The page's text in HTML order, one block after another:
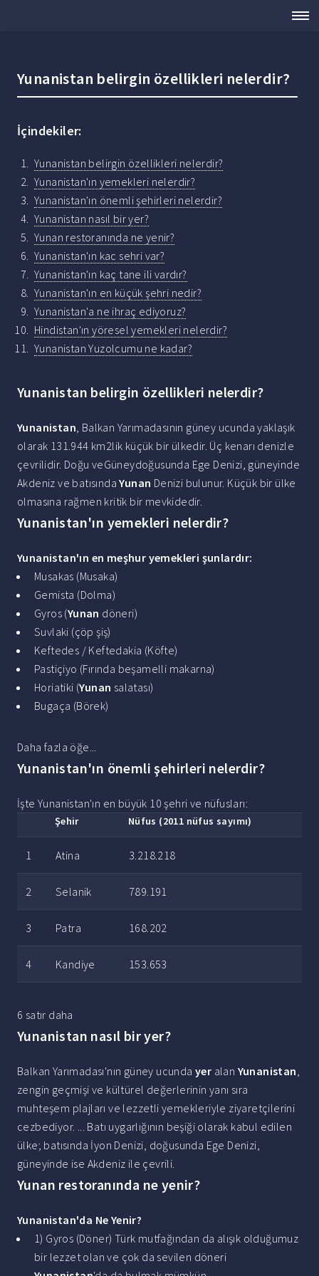
Yunanistan belirgin özellikleri nelerdir?
İçindekiler:
Yunanistan belirgin özellikleri nelerdir?
Yunanistan'ın yemekleri nelerdir?
Yunanistan'ın önemli şehirleri nelerdir?
Yunanistan nasıl bir yer?
Yunan restoranında ne yenir?
Yunanistan'ın kac sehri var?
Yunanistan'ın kaç tane ili vardır?
Yunanistan'ın en küçük şehri nedir?
Yunanistan'a ne ihraç ediyoruz?
Hindistan'ın yöresel yemekleri nelerdir?
Yunanistan Yuzolcumu ne kadar?
Yunanistan belirgin özellikleri nelerdir?
Yunanistan, Balkan Yarımadasının güney ucunda yaklaşık
olarak 131.944 km2lik küçük bir ülkedir. Üç kenarı denizle
çevrilidir. Doğu veGüneydoğusunda Ege Denizi, güneyinde
Akdeniz ve batısındaYunan Denizi bulunur. Küçük bir ülke
olmasına rağmen kritik bir mevkidedir.
Yunanistan'ın yemekleri nelerdir?
Yunanistan'ın en meşhur yemekleri şunlardır:
Musakas (Musaka)
Gemista (Dolma)
Gyros (Yunan döneri)
Suvlaki (çöp şiş)
Keftedes / Keftedakia (Köfte)
Pastiçiyo (Fırında beşamelli makarna)
Horiatiki (Yunan salatası)
Bugaça (Börek)
Daha fazla öğe...
Yunanistan'ın önemli şehirleri nelerdir?
İşte Yunanistan'ın en büyük 10 şehri ve nüfusları:
Şehir Nüfus (2011 nüfus sayımı)
1 Atina 3.218.218
2 Selanik 789.191
3 Patra 168.202
4 Kandiye 153.653
6 satır daha
Yunanistan nasıl bir yer?
Balkan Yarımadası'nın güney ucunda yer alan Yunanistan,
zengin geçmişi ve kültürel değerlerinin yanı sıra
muhteşem plajları ve lezzetli yemekleriyle ziyaretçilerini
cezbediyor. ... Batı uygarlığının beşiği olarak kabul edilen
ülke; batısında İyon Denizi, doğusunda Ege Denizi,
güneyinde ise Akdeniz ile çevrili.
Yunan restoranında ne yenir?
Yunanistan'da Ne Yenir?
1) Gyros (Döner) Türk mutfağından da alışık olduğumuz
bir lezzet olan ve çok da sevilen döneri